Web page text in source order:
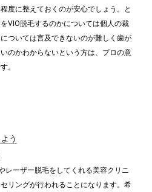
度に整えておくのが安心でしょう。と
VIO脱毛するのかについては個人の裁
ついては言及できないのが難しく歯が
のかわからないという方は、プロの意
。
う
レーザー脱毛をしてくれる美容クリニ
リングが行われることになります。希